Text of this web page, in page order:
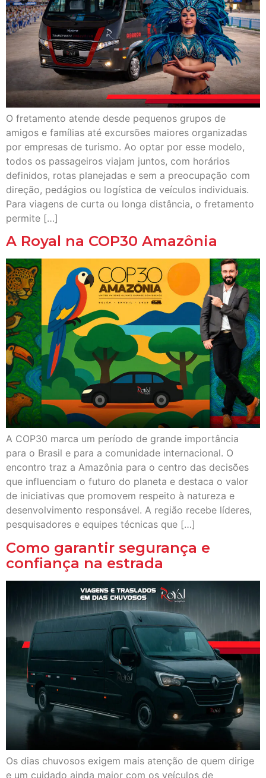
O fretamento atende desde pequenos grupos de
amigos e famílias até excursões maiores organizadas
por empresas de turismo. Ao optar por esse modelo,
todos os passageiros viajam juntos, com horários
definidos, rotas planejadas e sem a preocupação com
direção, pedágios ou logística de veículos individuais.
Para viagens de curta ou longa distância, o fretamento
permite […]
A Royal na COP30 Amazônia
A COP30 marca um período de grande importância
para o Brasil e para a comunidade internacional. O
encontro traz a Amazônia para o centro das decisões
que influenciam o futuro do planeta e destaca o valor
de iniciativas que promovem respeito à natureza e
desenvolvimento responsável. A região recebe líderes,
pesquisadores e equipes técnicas que […]
Como garantir segurança e
confiança na estrada
Os dias chuvosos exigem mais atenção de quem dirige
e um cuidado ainda maior com os veículos de